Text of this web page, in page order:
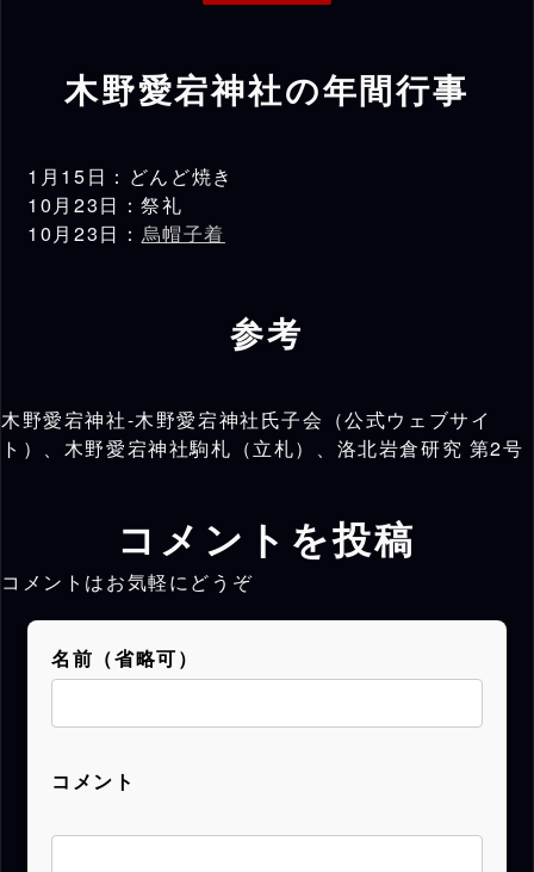
1572年
嵯峨の天龍寺辺りに住んでいた土器
氏一族が良質な粘土を求めてこの辺
1592年～
1596年頃
土器氏一族が嵯峨の野々宮神社と愛
宕神社から勧請した。
毎年9月20日の亥の刻（21時～23
時頃）に行われていた祭礼が、この
2020年 皇大神宮が修復された。
木野愛宕神社の年間行事
1月15日：どんど焼き
10月23日：祭礼
10月23日： 烏帽子着
参考
木野愛宕神社-木野愛宕神社氏子会（公式ウェブサイ
ト）、木野愛宕神社駒札（立札）、洛北岩倉研究 第2号
コメントを投稿
コメントはお気軽にどうぞ
名前（省略可）
コメント